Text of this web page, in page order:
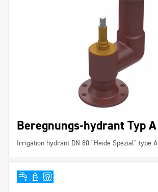
Beregnungs-hydrant Typ A
Irrigation hydrant DN 80 "Heide Spezial" type A